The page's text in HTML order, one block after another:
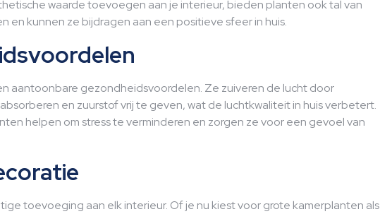
waarde toevoegen aan je interieur, bieden planten ook tal van
en kunnen ze bijdragen aan een positieve sfeer in huis.
aantoonbare gezondheidsvoordelen. Ze zuiveren de lucht door
en zuurstof vrij te geven, wat de luchtkwaliteit in huis verbetert.
helpen om stress te verminderen en zorgen ze voor een gevoel van
toevoeging aan elk interieur. Of je nu kiest voor grote kamerplanten als